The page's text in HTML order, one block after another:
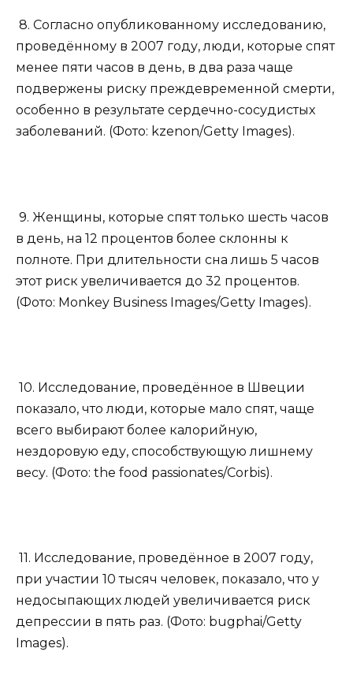
8. Согласно опубликованному исследованию,
проведённому в 2007 году, люди, которые спят
менее пяти часов в день, в два раза чаще
подвержены риску преждевременной смерти,
особенно в результате сердечно-сосудистых
заболеваний. (Фото: kzenon/Getty Images).
9. Женщины, которые спят только шесть часов
в день, на 12 процентов более склонны к
полноте. При длительности сна лишь 5 часов
этот риск увеличивается до 32 процентов.
(Фото: Monkey Business Images/Getty Images).
10. Исследование, проведённое в Швеции
показало, что люди, которые мало спят, чаще
всего выбирают более калорийную,
нездоровую еду, способствующую лишнему
весу. (Фото: the food passionates/Corbis).
11. Исследование, проведённое в 2007 году,
при участии 10 тысяч человек, показало, что у
недосыпающих людей увеличивается риск
депрессии в пять раз. (Фото: bugphai/Getty
Images).